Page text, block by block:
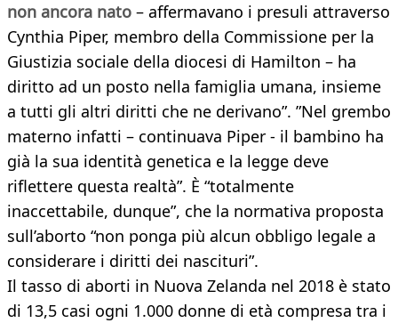
non ancora nato – affermavano i presuli attraverso
Cynthia Piper, membro della Commissione per la
Giustizia sociale della diocesi di Hamilton – ha
diritto ad un posto nella famiglia umana, insieme
a tutti gli altri diritti che ne derivano”. ”Nel grembo
materno infatti – continuava Piper - il bambino ha
già la sua identità genetica e la legge deve
riflettere questa realtà”. È “totalmente
inaccettabile, dunque”, che la normativa proposta
sull’aborto “non ponga più alcun obbligo legale a
considerare i diritti dei nascituri”.
Il tasso di aborti in Nuova Zelanda nel 2018 è stato
di 13,5 casi ogni 1.000 donne di età compresa tra i